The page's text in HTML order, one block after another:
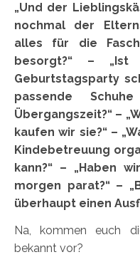
„Und der
nochmal der
alles für die
besorgt?“ –
Geburtstagsparty
passende
Übergangszeit?“ –
kaufen wir sie?“ –
Kindebetreuung
kann?“ – „Haben
morgen parat?“ –
überhaupt einen
Na, kommen euch
bekannt vor?